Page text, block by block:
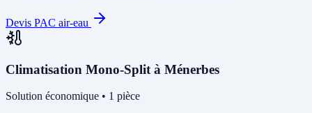
Devis PAC air-eau
Climatisation Mono-Split à Ménerbes
Solution économique • 1 pièce